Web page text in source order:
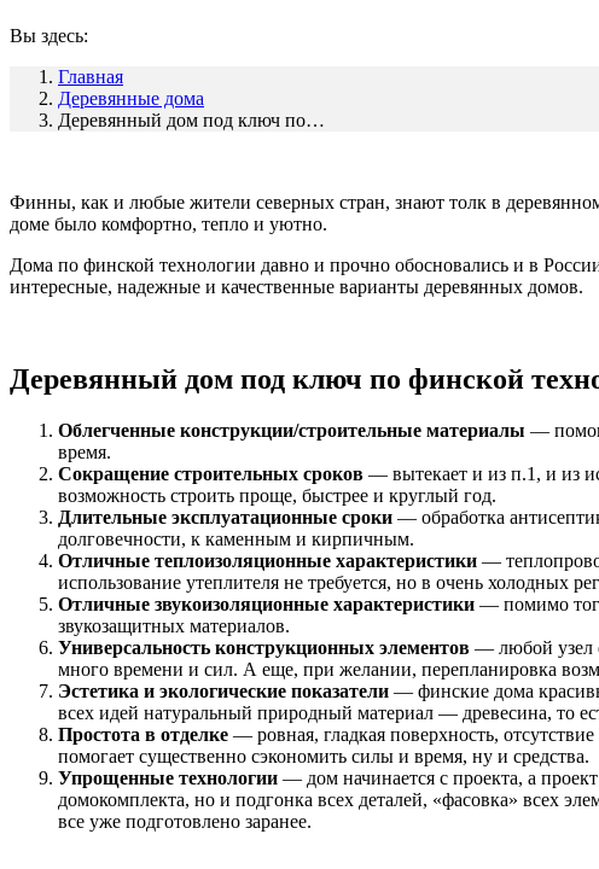
Вы здесь:
Главная
Деревянные дома
Деревянный дом под ключ по…
Финны, как и любые жители северных стран, знают толк в
доме было комфортно, тепло и уютно.
Дома по финской технологии давно и прочно обосновались и в
интересные, надежные и качественные варианты деревянных домов.
Деревянный дом под ключ по финской
Облегченные конструкции/строительные материалы —
время.
Сокращение строительных сроков — вытекает и из п.1, и из
возможность строить проще, быстрее и круглый год.
Длительные эксплуатационные сроки — обработка
долговечности, к каменным и кирпичным.
Отличные теплоизоляционные характеристики —
использование утеплителя не требуется, но в очень холодных
Отличные звукоизоляционные характеристики — помимо
звукозащитных материалов.
Универсальность конструкционных элементов — любой узел
много времени и сил. А еще, при желании, перепланировка
Эстетика и экологические показатели — финские дома
всех идей натуральный природный материал — древесина, то
Простота в отделке — ровная, гладкая поверхность,
помогает существенно сэкономить силы и время, ну и средства.
Упрощенные технологии — дом начинается с проекта, а
домокомплекта, но и подгонка всех деталей, «фасовка» всех
все уже подготовлено заранее.